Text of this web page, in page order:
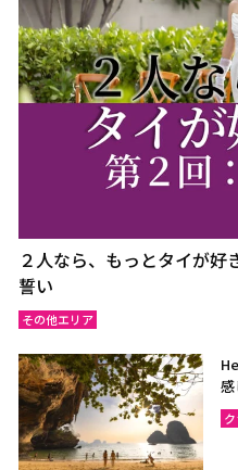
２人なら、もっとタイが好
誓い
その他エリア